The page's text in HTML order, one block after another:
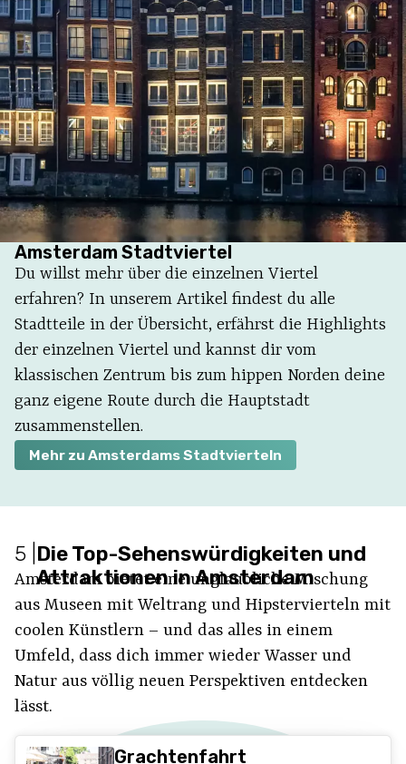
Amsterdam Stadtviertel
Du willst mehr über die einzelnen Viertel
erfahren? In unserem Artikel findest du alle
Stadtteile in der Übersicht, erfährst die Highlights
der einzelnen Viertel und kannst dir vom
klassischen Zentrum bis zum hippen Norden deine
ganz eigene Route durch die Hauptstadt
zusammenstellen.
Mehr zu Amsterdams Stadtvierteln
5 Die Top-Sehenswürdigkeiten und
Attraktionen in Amsterdam
Amsterdam bietet eine unglaubliche Mischung
aus Museen mit Weltrang und Hipstervierteln mit
coolen Künstlern – und das alles in einem
Umfeld, dass dich immer wieder Wasser und
Natur aus völlig neuen Perspektiven entdecken
lässt.
Grachtenfahrt